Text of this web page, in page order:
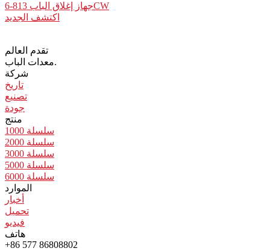
جهاز إغلاق الباب 813-6CW
اكتشف الجديد
تقدم العالم
معدات الباب.
شركة
تاريخ
تصنيع
جودة
منتج
سلسلة 1000
سلسلة 2000
سلسلة 3000
سلسلة 5000
سلسلة 6000
الموارد
أخبار
تحميل
فيديو
هاتف
+86 577 86808802